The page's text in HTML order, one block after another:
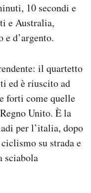
10 secondi e
e Australia,
e d’argento.
il quartetto
ed è riuscito ad
forti come quelle
Unito. È la
per l’italia, dopo
su strada e
sciabola